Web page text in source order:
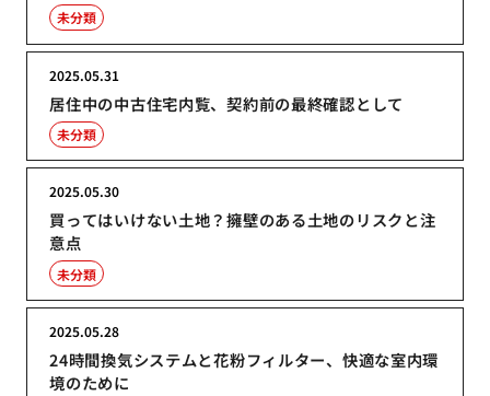
未分類
居住中の中古住宅内覧、契約前の最終確認として
2025.05.31
未分類
買ってはいけない土地？擁壁のある土地のリスクと注
意点
2025.05.30
未分類
24時間換気システムと花粉フィルター、快適な室内環
境のために
2025.05.28